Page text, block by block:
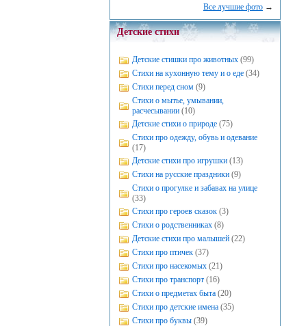
Все лучшие фото →
Детские стихи
Детские стишки про животных (99)
Стихи на кухонную тему и о еде (34)
Стихи перед сном (9)
Стихи о мытье, умывании,
расчесывании (10)
Детские стихи о природе (75)
Стихи про одежду, обувь и одевание
(17)
Детские стихи про игрушки (13)
Стихи на русские праздники (9)
Стихи о прогулке и забавах на улице
(33)
Стихи про героев сказок (3)
Стихи о родственниках (8)
Детские стихи про малышей (22)
Стихи про птичек (37)
Стихи про насекомых (21)
Стихи про транспорт (16)
Стихи о предметах быта (20)
Стихи про детские имена (35)
Стихи про буквы (39)